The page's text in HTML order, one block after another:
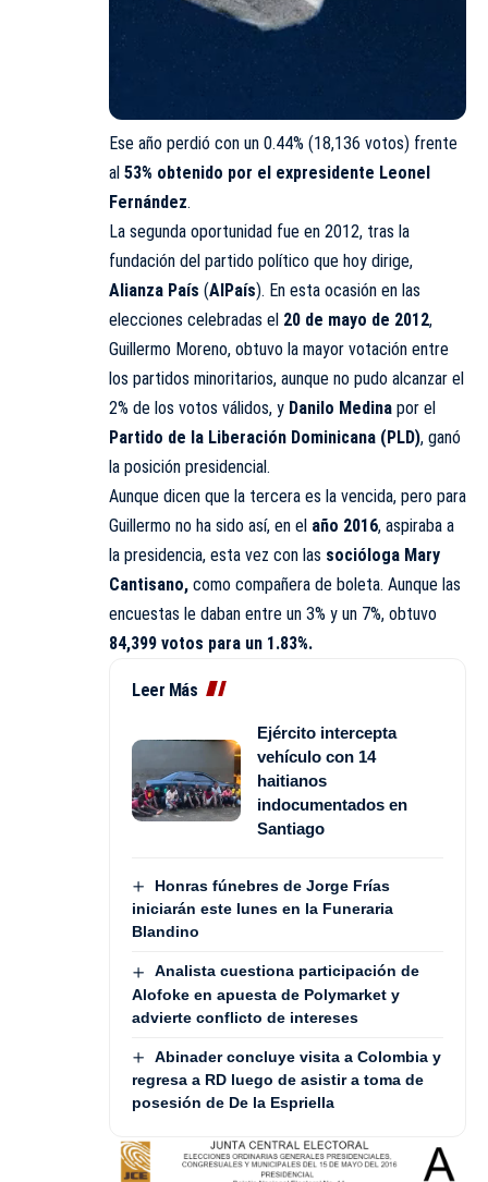
Ese año perdió con un 0.44% (18,136 votos) frente
al 53% obtenido por el expresidente Leonel
Fernández.
La segunda oportunidad fue en 2012, tras la
fundación del partido político que hoy dirige,
Alianza País (AlPaís). En esta ocasión en las
elecciones celebradas el 20 de mayo de 2012,
Guillermo Moreno, obtuvo la mayor votación entre
los partidos minoritarios, aunque no pudo alcanzar el
2% de los votos válidos, y Danilo Medina por el
Partido de la Liberación Dominicana (PLD), ganó
la posición presidencial.
Aunque dicen que la tercera es la vencida, pero para
Guillermo no ha sido así, en el año 2016, aspiraba a
la presidencia, esta vez con las socióloga Mary
Cantisano, como compañera de boleta. Aunque las
encuestas le daban entre un 3% y un 7%, obtuvo
84,399 votos para un 1.83%.
Leer Más
Ejército intercepta
vehículo con 14
haitianos
indocumentados en
Santiago
Honras fúnebres de Jorge Frías
iniciarán este lunes en la Funeraria
Blandino
Analista cuestiona participación de
Alofoke en apuesta de Polymarket y
advierte conflicto de intereses
Abinader concluye visita a Colombia y
regresa a RD luego de asistir a toma de
posesión de De la Espriella